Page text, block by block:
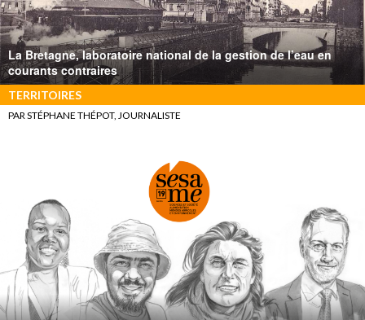
La Bretagne, laboratoire national de la gestion de l’eau en
courants contraires
TERRITOIRES
PAR STÉPHANE THÉPOT, JOURNALISTE